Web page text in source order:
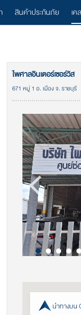
สินค้าประกันภัย เค
ไพศาลอินเตอร์เซอร์วิส
671 หมู่ 1 อ. เมือง จ. ราชบุรี
นำทางบน